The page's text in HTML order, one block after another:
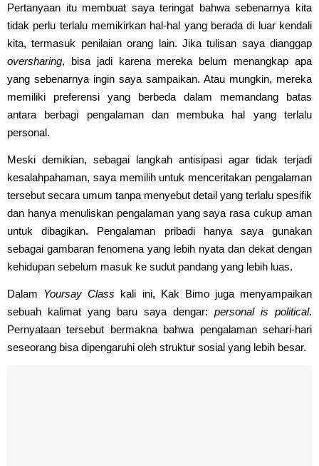
Pertanyaan itu membuat saya teringat bahwa sebenarnya kita
tidak perlu terlalu memikirkan hal-hal yang berada di luar kendali
kita, termasuk penilaian orang lain. Jika tulisan saya dianggap
oversharing, bisa jadi karena mereka belum menangkap apa
yang sebenarnya ingin saya sampaikan. Atau mungkin, mereka
memiliki preferensi yang berbeda dalam memandang batas
antara berbagi pengalaman dan membuka hal yang terlalu
personal.
Meski demikian, sebagai langkah antisipasi agar tidak terjadi
kesalahpahaman, saya memilih untuk menceritakan pengalaman
tersebut secara umum tanpa menyebut detail yang terlalu spesifik
dan hanya menuliskan pengalaman yang saya rasa cukup aman
untuk dibagikan. Pengalaman pribadi hanya saya gunakan
sebagai gambaran fenomena yang lebih nyata dan dekat dengan
kehidupan sebelum masuk ke sudut pandang yang lebih luas.
Dalam Yoursay Class kali ini, Kak Bimo juga menyampaikan
sebuah kalimat yang baru saya dengar: personal is political.
Pernyataan tersebut bermakna bahwa pengalaman sehari-hari
seseorang bisa dipengaruhi oleh struktur sosial yang lebih besar.